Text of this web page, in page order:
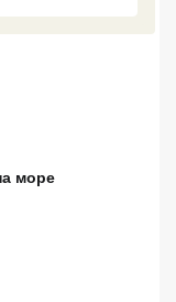
море